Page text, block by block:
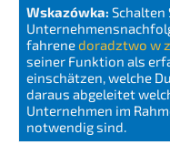
Wskazów­ka: Schal­ten
fah­re­nedoradzt­wo w
seiner Funkti­on als
einschät­zen, welche
daraus abgelei­tet
Unter­neh­men im
notwen­dig sind.